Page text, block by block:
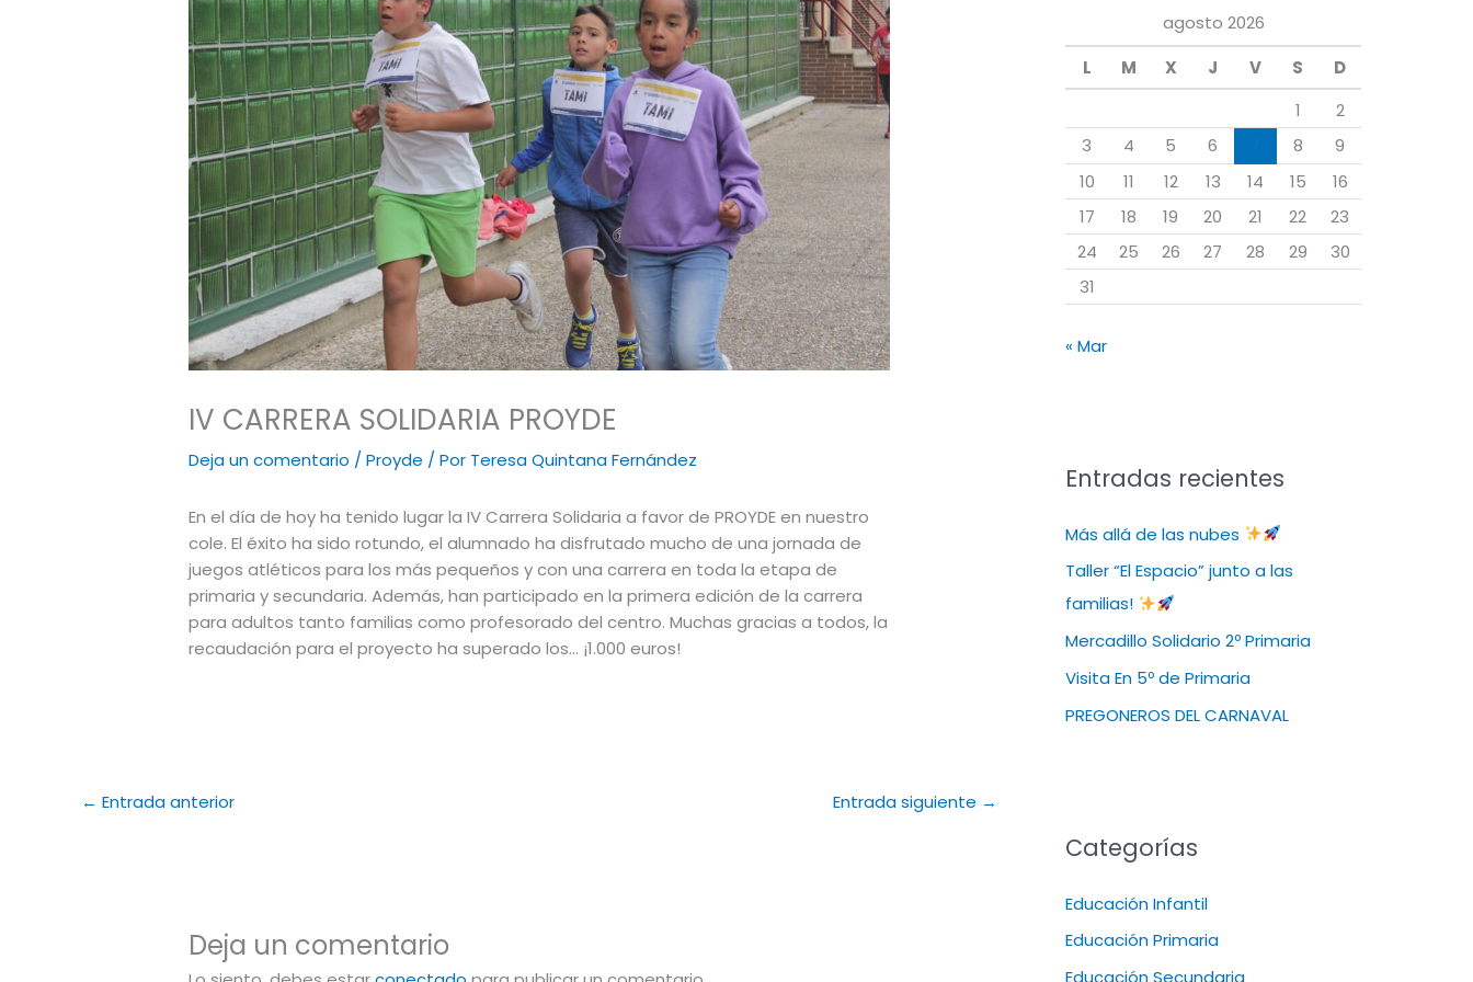
IV CARRERA SOLIDARIA PROYDE
Deja un comentario /Proyde / Por Teresa Quintana Fernández
En el día de hoy ha tenido lugar la IV Carrera Solidaria a favor de PROYDE en nuestro
cole. El éxito ha sido rotundo, el alumnado ha disfrutado mucho de una jornada de
juegos atléticos para los más pequeños y con una carrera en toda la etapa de
primaria y secundaria. Además, han participado en la primera edición de la carrera
para adultos tanto familias como profesorado del centro. Muchas gracias a todos, la
recaudación para el proyecto ha superado los… ¡1.000 euros!
← Entrada anterior Entrada siguiente →
Deja un comentario
r
agosto 2026
L
M X J V S
D
1
2
3
4 5 6 8
9
10
11 12 13 14 15
16
17
18 19 20 21 22
23
24
25 26 27 28 29
30
31
« Mar
Entradas recientes
Más allá de las nubes
Taller “El Espacio” junto a las
familias!
Mercadillo Solidario 2º Primaria
Visita En 5º de Primaria
PREGONEROS DEL CARNAVAL
Categorías
Educación Infantil
Educación Primaria
Educación Secundaria